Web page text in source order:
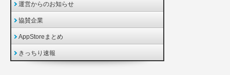
運営からのお知らせ
協賛企業
AppStoreまとめ
きっちり速報